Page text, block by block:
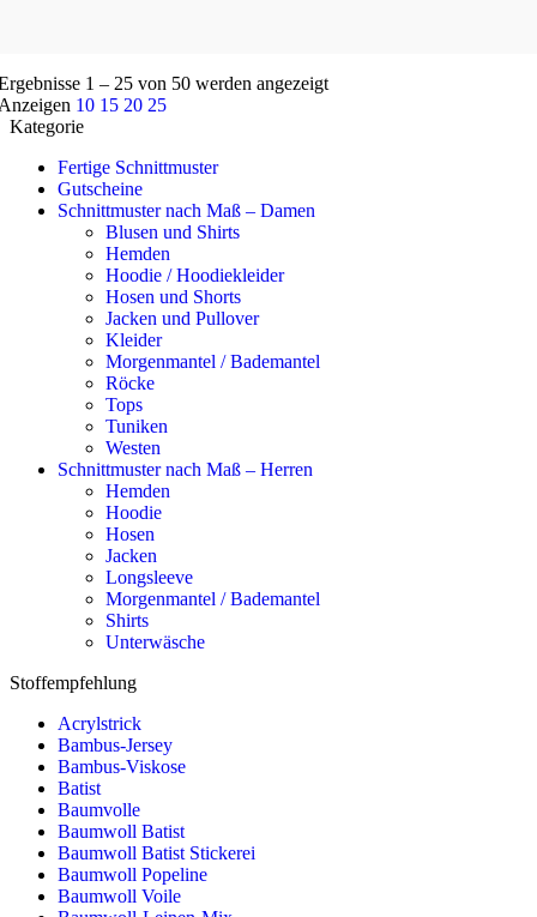
1 – 25 von 50 werden angezeigtNach
10 15 20 25
Kategorie
Fertige Schnittmuster
Gutscheine
Schnittmuster nach Maß – Damen
Blusen und Shirts
Hemden
Hoodie / Hoodiekleider
Hosen und Shorts
Jacken und Pullover
Kleider
Morgenmantel / Bademantel
Röcke
Tops
Tuniken
Westen
Schnittmuster nach Maß – Herren
Hemden
Hoodie
Hosen
Jacken
Longsleeve
Morgenmantel / Bademantel
Shirts
Unterwäsche
Stoffempfehlung
Acrylstrick
Bambus-Jersey
Bambus-Viskose
Batist
Baumvolle
Baumwoll Batist
Baumwoll Batist Stickerei
Baumwoll Popeline
Baumwoll Voile